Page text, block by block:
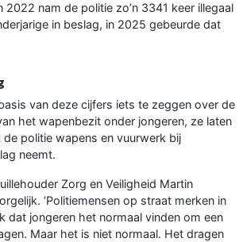
2022 nam de politie zo’n 3341 keer illegaal
in beslag, in 2025 gebeurde dat
van deze cijfers iets te zeggen over de
het wapenbezit onder jongeren, ze laten
de politie wapens en vuurwerk bij
neemt.
Zorg en Veiligheid Martin
‘Politiemensen op straat merken in
dat jongeren het normaal vinden om een
Maar het is niet normaal. Het dragen